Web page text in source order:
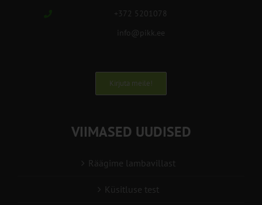
+372 5201078
info@pikk.ee
Kirjuta meile!
VIIMASED UUDISED
Räägime lambavillast
Küsitluse test